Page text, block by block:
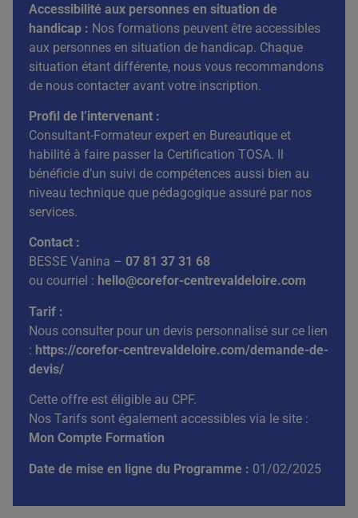
Accessibilité aux personnes en situation de
handicap : Nos formations peuvent être accessibles
aux personnes en situation de handicap. Chaque
situation étant différente, nous vous recommandons
de nous contacter avant votre inscription.
Profil de l’intervenant :
Consultant-Formateur expert en Bureautique et
habilité à faire passer la Certification TOSA. Il
bénéficie d’un suivi de compétences aussi bien au
niveau technique que pédagogique assuré par nos
services.
Contact :
BESSE Vanina – 07 81 37 31 68
ou courriel : hello@corefor-centrevaldeloire.com
Tarif :
Nous consulter pour un devis personnalisé sur ce lien
: https://corefor-centrevaldeloire.com/demande-de-
devis/
Cette offre est éligible au CPF.
Nos Tarifs sont également accessibles via le site :
Mon Compte Formation
Date de mise en ligne du Programme : 01/02/2025